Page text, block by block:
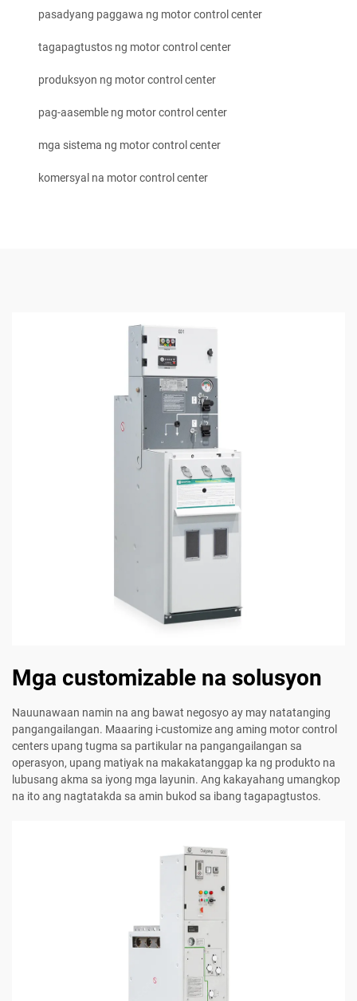
pasadyang paggawa ng motor control center
tagapagtustos ng motor control center
produksyon ng motor control center
pag-aasemble ng motor control center
mga sistema ng motor control center
komersyal na motor control center
Mga customizable na solusyon
Nauunawaan namin na ang bawat negosyo ay may natatanging
pangangailangan. Maaaring i-customize ang aming motor control
centers upang tugma sa partikular na pangangailangan sa
operasyon, upang matiyak na makakatanggap ka ng produkto na
lubusang akma sa iyong mga layunin. Ang kakayahang umangkop
na ito ang nagtatakda sa amin bukod sa ibang tagapagtustos.